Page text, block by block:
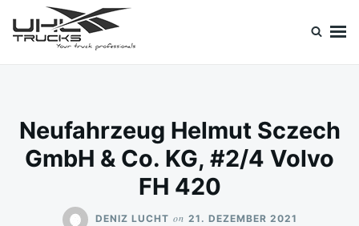
Search
for:
Neufahrzeug Helmut Sczech
GmbH & Co. KG, #2/4 Volvo
FH 420
DENIZ LUCHT on 21. DEZEMBER 2021